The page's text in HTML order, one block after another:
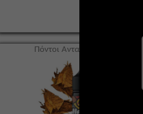
Πόντοι Ανταμοιβής : € 0,50